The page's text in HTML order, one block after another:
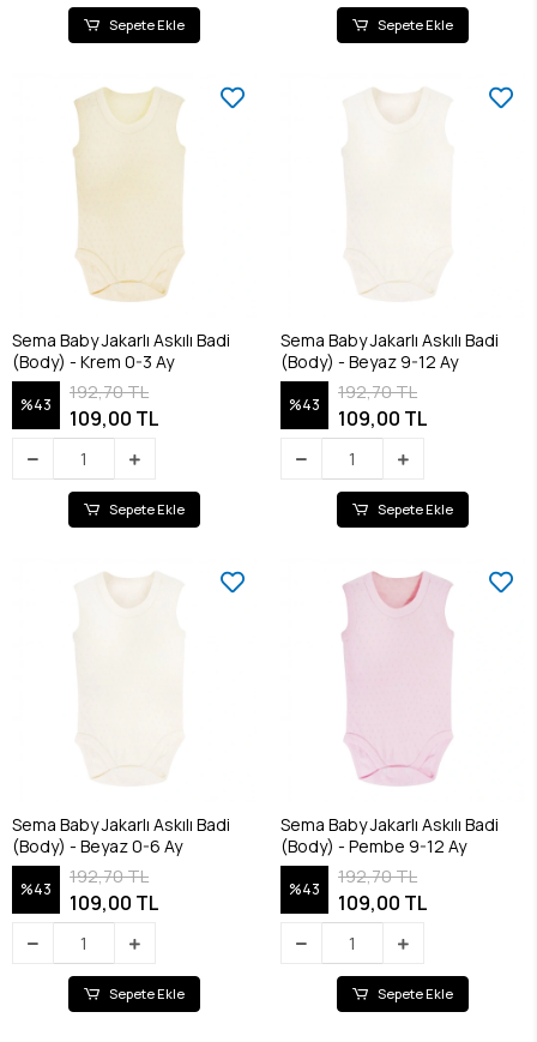
Sepete Ekle Sepete Ekle
Sema Baby Jakarlı Askılı Badi
(Body) - Krem 0-3 Ay
%43
192,70 TL
109,00 TL
Sepete Ekle
Sema Baby Jakarlı Askılı Badi
(Body) - Beyaz 9-12 Ay
%43
192,70 TL
109,00 TL
Sepete Ekle
Sema Baby Jakarlı Askılı Badi
(Body) - Beyaz 0-6 Ay
%43
192,70 TL
109,00 TL
Sepete Ekle
Sema Baby Jakarlı Askılı Badi
(Body) - Pembe 9-12 Ay
%43
192,70 TL
109,00 TL
Sepete Ekle